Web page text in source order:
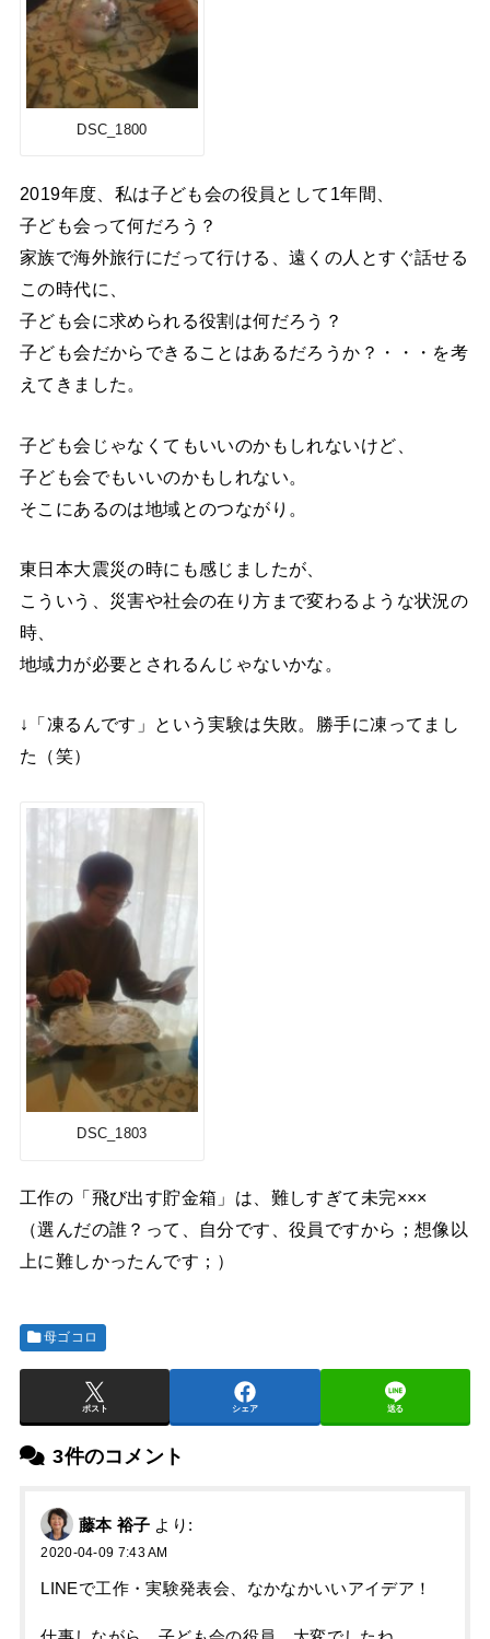
DSC_1800
2019年度、私は子ども会の役員として1年間、
子ども会って何だろう？
家族で海外旅行にだって行ける、遠くの人とすぐ話せる
この時代に、
子ども会に求められる役割は何だろう？
子ども会だからできることはあるだろうか？・・・を考
えてきました。
子ども会じゃなくてもいいのかもしれないけど、
子ども会でもいいのかもしれない。
そこにあるのは地域とのつながり。
東日本大震災の時にも感じましたが、
こういう、災害や社会の在り方まで変わるような状況の
時、
地域力が必要とされるんじゃないかな。
↓「凍るんです」という実験は失敗。勝手に凍ってまし
た（笑）
DSC_1803
工作の「飛び出す貯金箱」は、難しすぎて未完×××
（選んだの誰？って、自分です、役員ですから；想像以
上に難しかったんです；）
母ゴコロ
ポスト シェア 送る
3件のコメント
藤本 裕子 より:
2020-04-09 7:43 AM
LINEで工作・実験発表会、なかなかいいアイデア！